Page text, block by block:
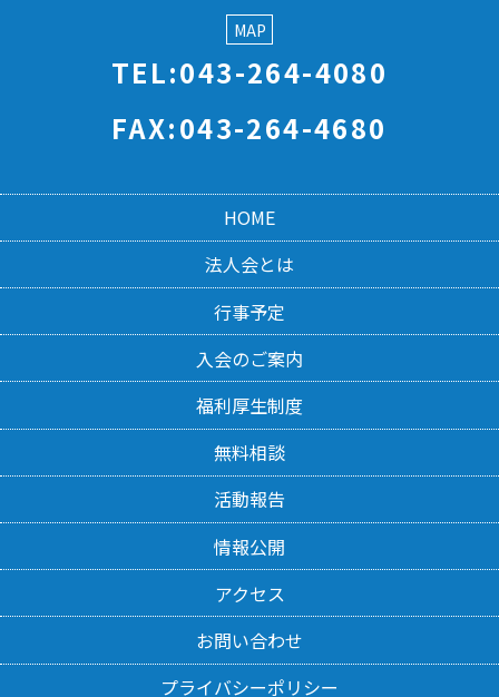
MAP
TEL:043-264-4080
FAX:043-264-4680
HOME
法人会とは
行事予定
入会のご案内
福利厚生制度
無料相談
活動報告
情報公開
アクセス
お問い合わせ
プライバシーポリシー